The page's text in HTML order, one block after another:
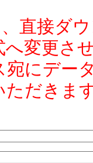
直接ダ
へ変更さ
宛にデー
ただきま